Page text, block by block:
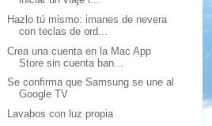
Hazlo tú mismo: imanes de nevera
con teclas de ord...
Crea una cuenta en la Mac App
Store sin cuenta ban...
Se confirma que Samsung se une al
Google TV
Lavabos con luz propia